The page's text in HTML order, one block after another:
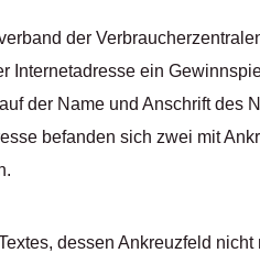
der
Internetadresse ein
der Name und Anschrift des
befanden sich zwei mit
dessen Ankreuzfeld